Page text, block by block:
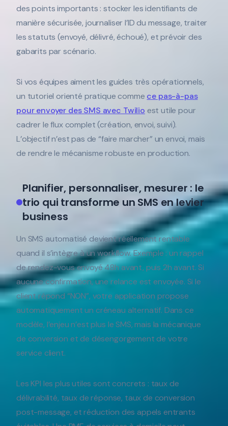
des points importants : stocker les identifiants de
manière sécurisée, journaliser l’ID du message, traiter
les statuts (envoyé, délivré, échoué), et prévoir des
gabarits par scénario.
Si vos équipes aiment les guides très opérationnels,
un tutoriel orienté pratique comme ce pas-à-pas
pour envoyer des SMS avec Twilio est utile pour
cadrer le flux complet (création, envoi, suivi).
L’objectif n’est pas de “faire marcher” un envoi, mais
de rendre le mécanisme robuste en production.
Planifier, personnaliser, mesurer : le
trio qui transforme un SMS en levier
business
Un SMS automatisé devient réellement rentable
quand il s’intègre à un workflow. Exemple : un rappel
de rendez-vous envoyé 48h avant, puis 2h avant. Si
aucune confirmation, une relance est envoyée. Si le
client répond “NON”, votre application propose
automatiquement un créneau alternatif. Dans ce
modèle, l’enjeu n’est plus le SMS, mais la mécanique
de conversion et de désengorgement de votre
service client.
Les KPI les plus utiles sont concrets : taux de
délivrabilité, taux de réponse, taux de conversion
post-message, et réduction des appels entrants